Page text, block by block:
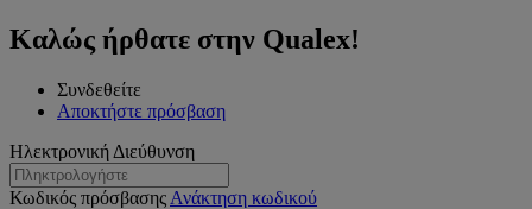
Καλώς ήρθατε στην Qualex!
Συνδεθείτε
Αποκτήστε πρόσβαση
Ηλεκτρονική Διεύθυνση
Κωδικός πρόσβασης Ανάκτηση κωδικού